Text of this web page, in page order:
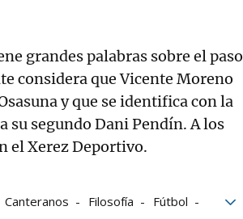
grandes palabras sobre el paso
considera que Vicente Moreno
y que se identifica con la
segundo Dani Pendín. A los
el Xerez Deportivo.
Canteranos Filosofía
Fútbol